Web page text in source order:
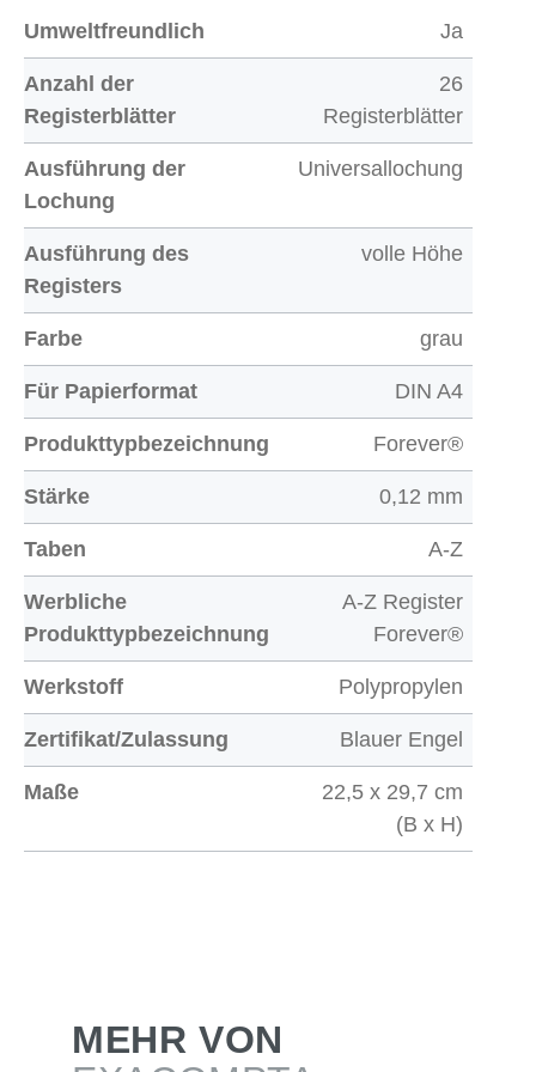
Umweltfreundlich Ja
Anzahl der
Registerblätter
26
Registerblätter
Ausführung der
Lochung
Universallochung
Ausführung des
Registers
volle Höhe
Farbe grau
Für Papierformat DIN A4
Produkttypbezeichnung Forever®
Stärke 0,12 mm
Taben A-Z
Werbliche
Produkttypbezeichnung
A-Z Register
Forever®
Werkstoff Polypropylen
Zertifikat/Zulassung Blauer Engel
Maße
22,5 x 29,7 cm
(B x H)
MEHR VON